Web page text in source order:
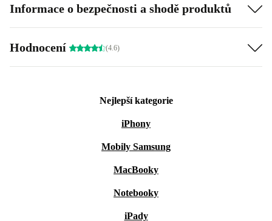
Informace o bezpečnosti a shodě produktů
Hodnocení (4.6)
Nejlepší kategorie
iPhony
Mobily Samsung
MacBooky
Notebooky
iPady